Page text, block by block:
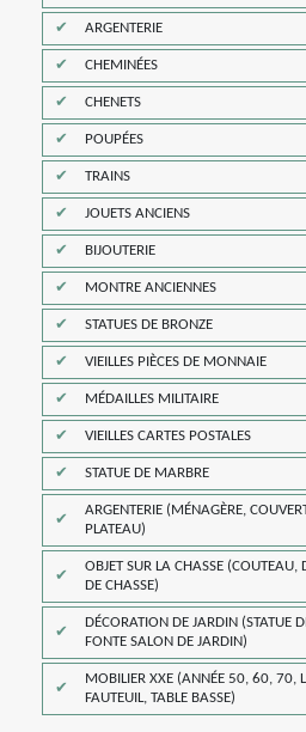
ARGENTERIE
CHEMINÉES
CHENETS
POUPÉES
TRAINS
JOUETS ANCIENS
BIJOUTERIE
MONTRE ANCIENNES
STATUES DE BRONZE
VIEILLES PIÈCES DE MONNAIE
MÉDAILLES MILITAIRE
VIEILLES CARTES POSTALES
STATUE DE MARBRE
ARGENTERIE (MÉNAGÈRE,
PLATEAU)
OBJET SUR LA CHASSE (COUTEAU,
DE CHASSE)
DÉCORATION DE JARDIN (STATUE
FONTE SALON DE JARDIN)
MOBILIER XXE (ANNÉE 50, 60, 70,
FAUTEUIL, TABLE BASSE)